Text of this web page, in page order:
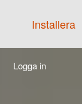
Installera
Logga in